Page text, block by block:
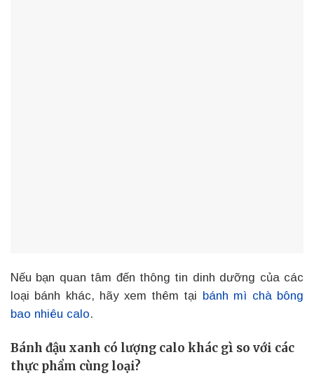
Nếu bạn quan tâm đến thông tin dinh dưỡng của các
loại bánh khác, hãy xem thêm tại bánh mì chà bông
bao nhiêu calo.
Bánh đậu xanh có lượng calo khác gì so với các
thực phẩm cùng loại?